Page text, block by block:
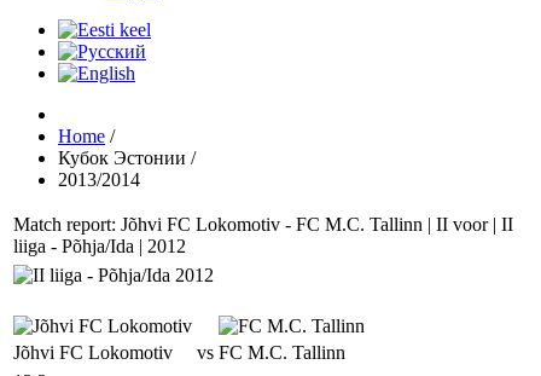
Home /
Кубок Эстонии /
2013/2014
Match report: Jõhvi FC Lokomotiv - FC M.C. Tallinn | II voor | II
liiga - Põhja/Ida | 2012
Jõhvi FC Lokomotiv vs FC M.C. Tallinn